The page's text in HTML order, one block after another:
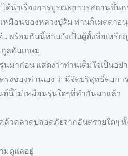
ด้นำเรื่องการบูรณะถาวรสถานขึ้นก
หมือนของหลวงปู่สิม ท่านก็เมตตาอ
พร้อมกันนี้ท่านยังเป็นผู้ตั้งชื่อเหรีย
ลอันเกษม
าก่อน แสดงว่าท่านเต็มใจเป็นอย่
รงของท่านเอง ว่ามีจิตบริสุทธิ์ต่อก
ต์นี้ไม่เหมือนรุ่นใดๆที่ทำกันมาแล้ว
วคลาดปลอดภัยจากอันตรายใดๆ ทั้
มดูแลอยู่